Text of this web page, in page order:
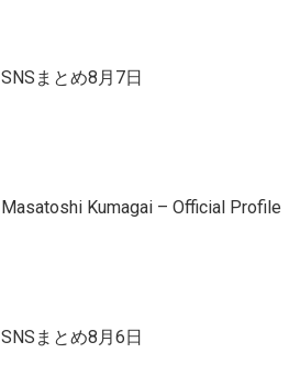
SNSまとめ8月7日
Masatoshi Kumagai – Official Profile
SNSまとめ8月6日